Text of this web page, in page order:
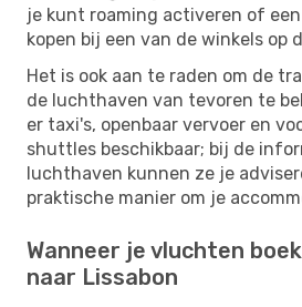
je kunt roaming activeren of
kopen bij een van de winkels op
Het is ook aan te raden om de
de luchthaven van tevoren te
er taxi's, openbaar vervoer en
shuttles beschikbaar; bij de
luchthaven kunnen ze je
praktische manier om je
Wanneer je vluchten
naar Lissabon